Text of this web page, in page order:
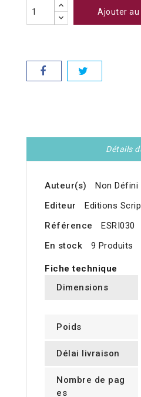
Ajouter au
Détails
Auteur(s)
Non Défini
Editeur
Editions
Référence
ESRI030
En stock
9 Produits
Fiche technique
Dimensions
Poids
Délai livraison
Nombre de pag
es